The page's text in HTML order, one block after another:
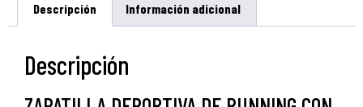
Descripción Información adicional
Descripción